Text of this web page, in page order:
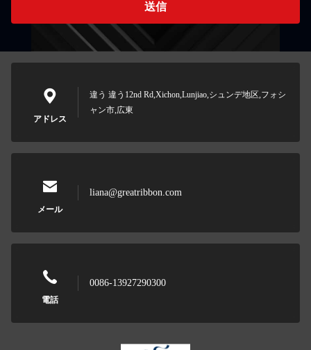
送信
アドレス
違う 違う12nd Rd,Xichon,Lunjiao,シュンデ地区,フォシ
ャン市,広東
メール
liana@greatribbon.com
電話
0086-13927290300